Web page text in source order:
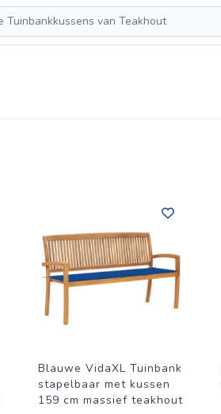
Blauwe VidaXL Tuinbank
stapelbaar met kussen
159 cm massief teakhout